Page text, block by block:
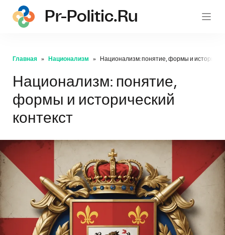
pr-
Pr-Politic.ru
Главная Национализм Национализм: понятие, формы и
Национализм: понятие,
формы и исторический
контекст